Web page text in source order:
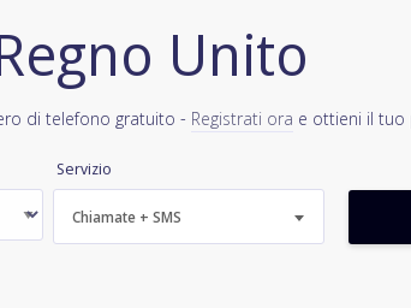
Unito
di telefono gratuito - Registrati ora e ottieni il tuo
Servizio
Chiamate + SMS